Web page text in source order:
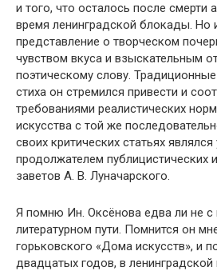
и того, что осталось после смерти
время ленинградской блокады. Но
представление о творческом
чувством вкуса и взыскательным
поэтическому слову.
стиха он стремился привести и
требованиями реалистических
искусства с той же
своих критических статьях
продолжателем публицистических
заветов А. В. Луначарского.
Я помню Ин. Оксёнова едва ли не с
литературном пути. Помнится он
горьковского «Дома искусств», и
двадцатых годов, в ленинградской